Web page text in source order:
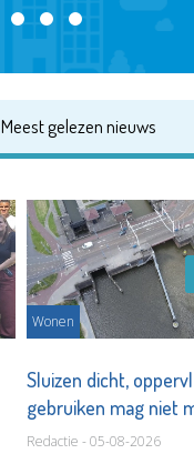
Meest gelezen nieuws
Wonen
Sluizen dicht,
gebruiken mag niet
Redactie - 05-08-2026